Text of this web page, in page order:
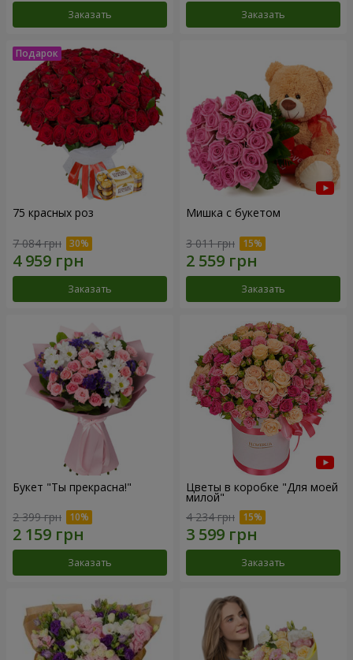
Заказать Заказать
75 красных роз
7 084 грн
Заказать
Мишка с букетом
3 011 грн
Заказать
Букет "Ты прекрасна!"
2 399 грн
Заказать
Цветы в коробке "Для моей
милой"
4 234 грн
Заказать